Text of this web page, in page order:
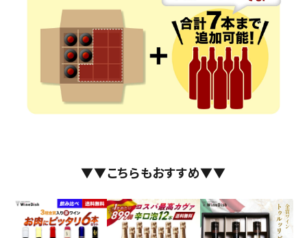
▼▼こちらもおすすめ▼▼